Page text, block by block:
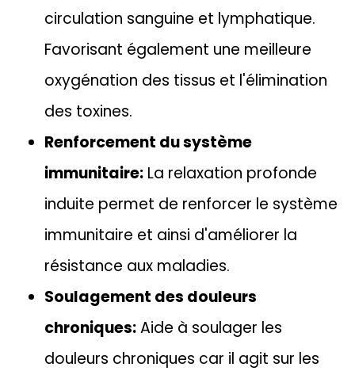
circulation sanguine et lymphatique.
Favorisant également une meilleure
oxygénation des tissus et l'élimination
des toxines.
Renforcement du système
immunitaire: La relaxation profonde
induite permet de renforcer le système
immunitaire et ainsi d'améliorer la
résistance aux maladies.
Soulagement des douleurs
chroniques:Aide à soulager les
douleurs chroniques car il agit sur les